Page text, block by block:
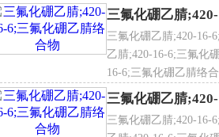
化硼乙腈络合物;三氟
三氟化硼乙腈
三氟化硼乙腈;420-16-
乙腈;420-16-6;三氟化
16-6;三氟化硼乙腈络
化硼乙腈络合物;三氟
三氟化硼乙腈
三氟化硼乙腈;420-16-